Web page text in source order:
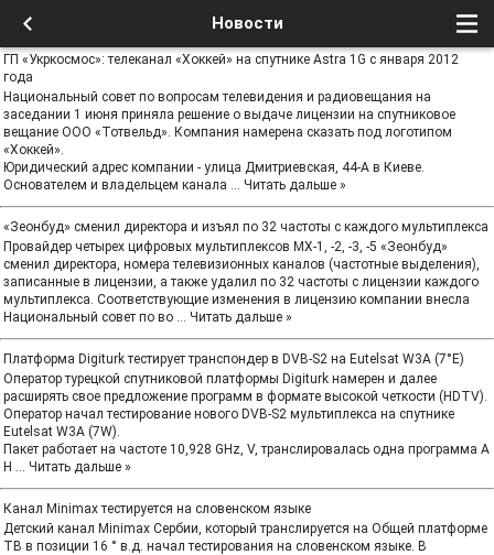
Новости
ГП «Укркосмос»: телеканал «Хоккей» на спутнике Astra 1G с января 2012
года
Национальный совет по вопросам телевидения и радиовещания на
заседании 1 июня приняла решение о выдаче лицензии на спутниковое
вещание ООО «Тотвельд». Компания намерена сказать под логотипом
«Хоккей».
Юридический адрес компании - улица Дмитриевская, 44-А в Киеве.
Основателем и владельцем канала ... Читать дальше »
«Зеонбуд» сменил директора и изъял по 32 частоты с каждого мультиплекса
Провайдер четырех цифровых мультиплексов МХ-1, -2, -3, -5 «Зеонбуд»
сменил директора, номера телевизионных каналов (частотные выделения),
записанные в лицензии, а также удалил по 32 частоты с лицензии каждого
мультиплекса. Соответствующие изменения в лицензию компании внесла
Национальный совет по во ... Читать дальше »
Платформа Digiturk тестирует транспондер в DVB-S2 на Eutelsat W3A (7°E)
Оператор турецкой спутниковой платформы Digiturk намерен и далее
расширять свое предложение программ в формате высокой четкости (HDTV).
Оператор начал тестирование нового DVB-S2 мультиплекса на спутнике
Eutelsat W3A (7W).
Пакет работает на частоте 10,928 GHz, V, транслировалась одна программа A
H ... Читать дальше »
Канал Minimax тестируется на словенском языке
Детский канал Minimax Сербии, который транслируется на Общей платформе
ТВ в позиции 16 ° в.д. начал тестирования на словенском языке. В